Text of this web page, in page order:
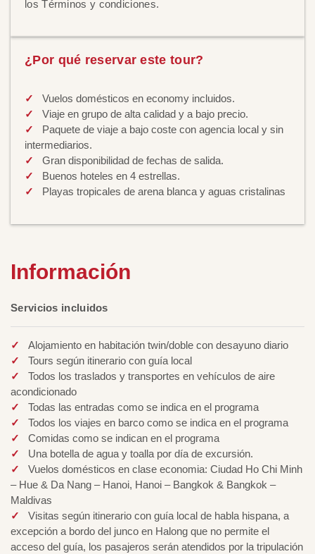
los Términos y condiciones.
¿Por qué reservar este tour?
Vuelos domésticos en economy incluidos.
Viaje en grupo de alta calidad y a bajo precio.
Paquete de viaje a bajo coste con agencia local y sin
intermediarios.
Gran disponibilidad de fechas de salida.
Buenos hoteles en 4 estrellas.
Playas tropicales de arena blanca y aguas cristalinas
Información
Servicios incluidos
Alojamiento en habitación twin/doble con desayuno diario
Tours según itinerario con guía local
Todos los traslados y transportes en vehículos de aire
acondicionado
Todas las entradas como se indica en el programa
Todos los viajes en barco como se indica en el programa
Comidas como se indican en el programa
Una botella de agua y toalla por día de excursión.
Vuelos domésticos en clase economia: Ciudad Ho Chi Minh
– Hue & Da Nang – Hanoi, Hanoi – Bangkok & Bangkok –
Maldivas
Visitas según itinerario con guía local de habla hispana, a
excepción a bordo del junco en Halong que no permite el
acceso del guía, los pasajeros serán atendidos por la tripulación